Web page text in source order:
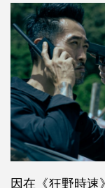
因在《狂野時速